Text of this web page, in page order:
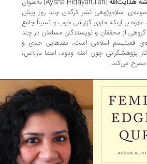
[Aysha Hidayatullah] به‌عنوان
نشر کرگدن چند روز پیش
اینکه حاوی گزارشی خوب و نسبتاً جامع
محققان و نویسندگان مسلمان در چند
اسلامی است، نقدهایی جدی و
چون آمنه ودود، اسما بارلاس،